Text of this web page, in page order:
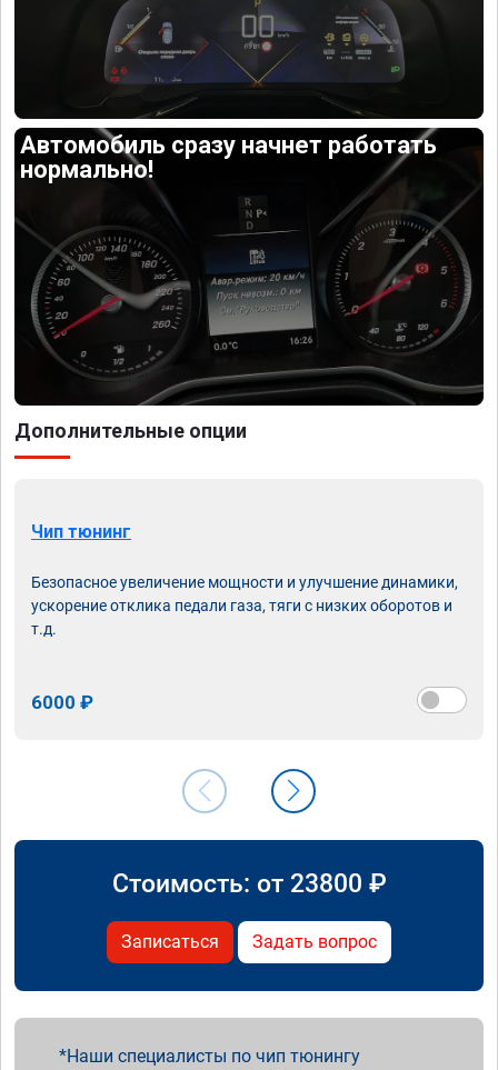
Автомобиль сразу начнет работать
нормально!
Дополнительные опции
Чип тюнинг
Безопасное увеличение мощности и улучшение динамики,
ускорение отклика педали газа, тяги с низких оборотов и
т.д.
6000 ₽
Стоимость: от 23800 ₽
Записаться Задать вопрос
Наши специалисты по чип тюнингу